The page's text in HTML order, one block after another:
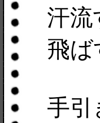
汗流
飛ば
手引